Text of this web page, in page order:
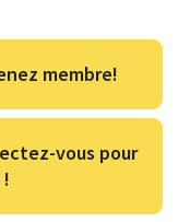
membre!
vous pour